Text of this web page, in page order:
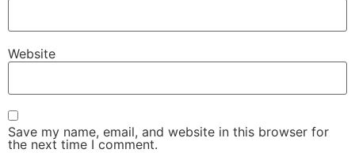
Website
Save my name, email, and website in this browser for
the next time I comment.